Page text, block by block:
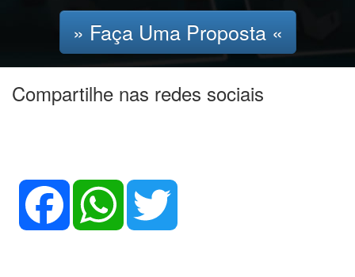
» Faça Uma Proposta «
Compartilhe nas redes sociais
Facebook WhatsApp